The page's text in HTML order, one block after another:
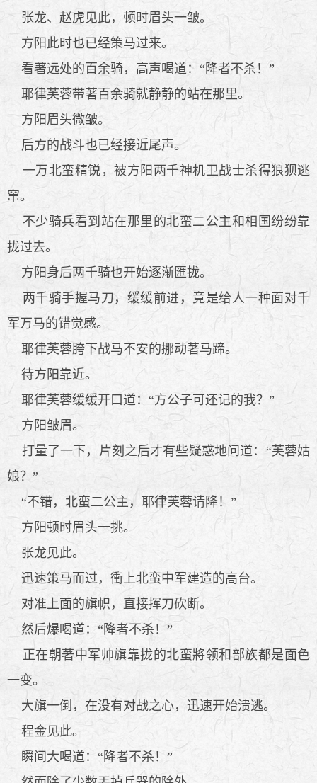
张龙、赵虎见此，顿时眉头一皱。
方阳此时也已经策马过来。
看著远处的百余骑，高声喝道：“降者不杀！”
耶律芙蓉带著百余骑就静静的站在那里。
方阳眉头微皱。
后方的战斗也已经接近尾声。
一万北蛮精锐，被方阳两千神机卫战士杀得狼狈逃
窜。
不少骑兵看到站在那里的北蛮二公主和相国纷纷靠
拢过去。
方阳身后两千骑也开始逐渐匯拢。
两千骑手握马刀，缓缓前进，竟是给人一种面对千
军万马的错觉感。
耶律芙蓉胯下战马不安的挪动著马蹄。
待方阳靠近。
耶律芙蓉缓缓开口道：“方公子可还记的我？”
方阳皱眉。
打量了一下，片刻之后才有些疑惑地问道：“芙蓉姑
娘？”
“不错，北蛮二公主，耶律芙蓉请降！”
方阳顿时眉头一挑。
张龙见此。
迅速策马而过，衝上北蛮中军建造的高台。
对准上面的旗帜，直接挥刀砍断。
然后爆喝道：“降者不杀！”
正在朝著中军帅旗靠拢的北蛮將领和部族都是面色
一变。
大旗一倒，在没有对战之心，迅速开始溃逃。
程金见此。
瞬间大喝道：“降者不杀！”